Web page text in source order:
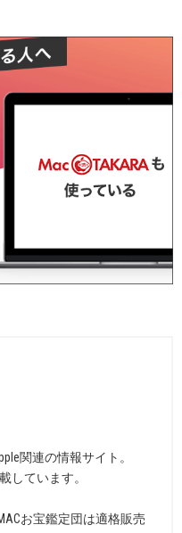
関連の情報サイト。
しています。
お宝鑑定団は適格販売